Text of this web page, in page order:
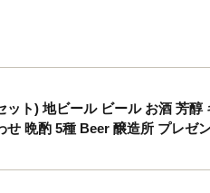
ト) 地ビール ビール お酒 芳醇
晩酌 5種 Beer 醸造所 プレゼ